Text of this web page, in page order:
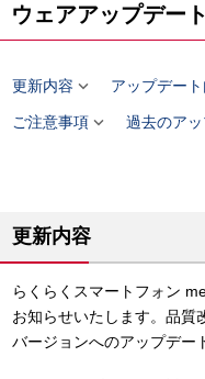
ウェアアップデー
更新内容  アップデー
ご注意事項 過去のア
更新内容
らくらくスマートフォン
お知らせいたします。品質
バージョンへのアップデー